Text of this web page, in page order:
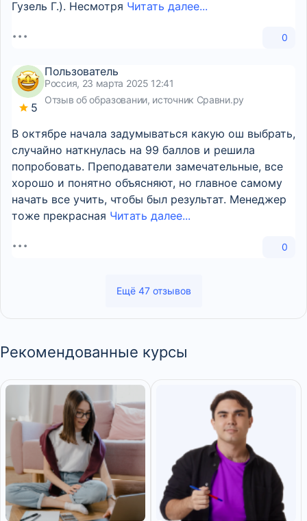
Гузель Г.). Несмотря Читать далее...
0
5
Пользователь
Россия, 23 марта 2025 12:41
Отзыв об образовании, источник Сравни.ру
В октябре начала задумываться какую ош выбрать,
случайно наткнулась на 99 баллов и решила
попробовать. Преподаватели замечательные, все
хорошо и понятно объясняют, но главное самому
начать все учить, чтобы был результат. Менеджер
тоже прекрасная Читать далее...
0
Ещё 47 отзывов
Рекомендованные курсы